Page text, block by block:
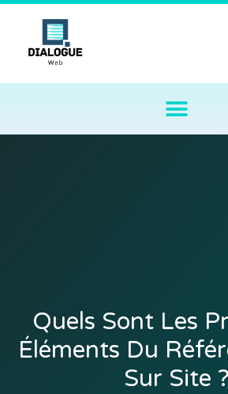
Quels Sont Les
Éléments Du
Sur Site ?